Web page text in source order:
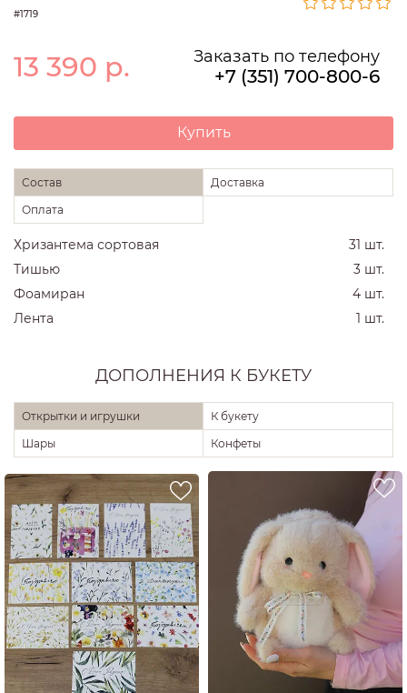
#1719
13 390 р. Заказать по телефону
+7 (351) 700-800-6
Купить
Состав
Доставка
Оплата
Хризантема сортовая
31 шт.
Тишью
3 шт.
Фоамиран
4 шт.
Лента
1 шт.
ДОПОЛНЕНИЯ К БУКЕТУ
Открытки и игрушки
К букету
Шары
Конфеты